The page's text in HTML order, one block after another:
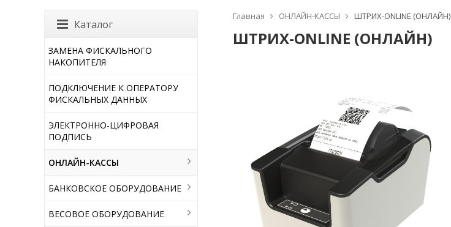
Главная ОНЛАЙН-КАССЫ ШТРИХ-ONLINE (ОНЛАЙН)
ШТРИХ-ONLINE (ОНЛАЙН)
Каталог
ЗАМЕНА ФИСКАЛЬНОГО
НАКОПИТЕЛЯ
ПОДКЛЮЧЕНИЕ К ОПЕРАТОРУ
ФИСКАЛЬНЫХ ДАННЫХ
ЭЛЕКТРОННО-ЦИФРОВАЯ
ПОДПИСЬ
ОНЛАЙН-КАССЫ
БАНКОВСКОЕ ОБОРУДОВАНИЕ
ВЕСОВОЕ ОБОРУДОВАНИЕ